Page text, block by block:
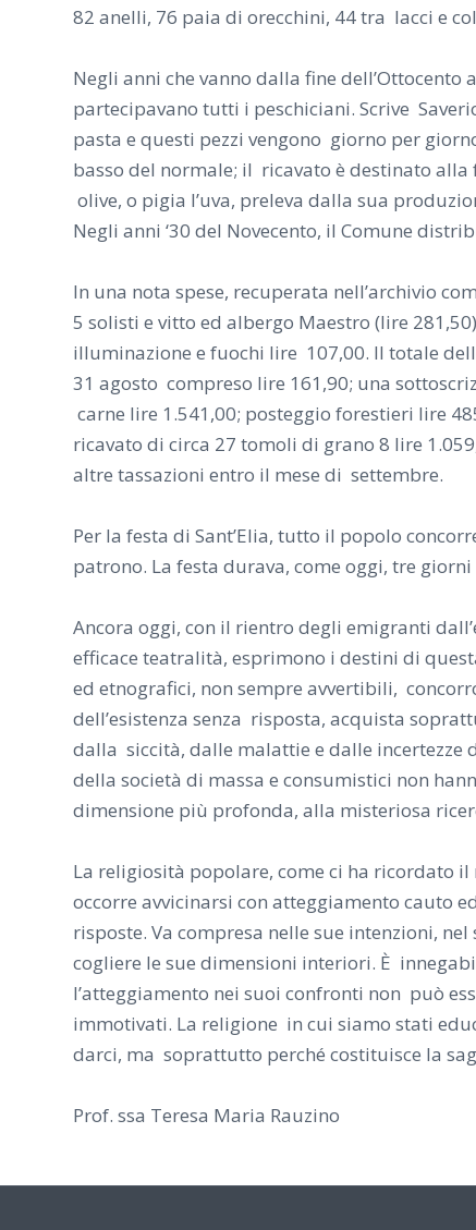
82 anelli, 76 paia di orecchini, 44 tra lacci e
Negli anni che vanno dalla fine
partecipavano tutti i peschiciani. Scrive
pasta e questi pezzi vengono giorno per
basso del normale; il ricavato è destinato alla
olive, o pigia l’uva, preleva dalla sua
Negli anni ‘30 del Novecento, il Comune
In una nota spese, recuperata nell’archivio
5 solisti e vitto ed albergo Maestro (lire
illuminazione e fuochi lire 107,00. Il totale
31 agosto compreso lire 161,90; una
carne lire 1.541,00; posteggio forestieri lire
ricavato di circa 27 tomoli di grano 8 lire
altre tassazioni entro il mese di settembre.
Per la festa di Sant’Elia, tutto il popolo
patrono. La festa durava, come oggi, tre
Ancora oggi, con il rientro degli emigranti
efficace teatralità, esprimono i destini di
ed etnografici, non sempre avvertibili,
dell’esistenza senza risposta, acquista
dalla siccità, dalle malattie e dalle incertezze
della società di massa e consumistici non
dimensione più profonda, alla misteriosa
La religiosità popolare, come ci ha ricordato
occorre avvicinarsi con atteggiamento cauto
risposte. Va compresa nelle sue intenzioni,
cogliere le sue dimensioni interiori. È
l’atteggiamento nei suoi confronti non può
immotivati. La religione in cui siamo stati
darci, ma soprattutto perché costituisce la
Prof. ssa Teresa Maria Rauzino